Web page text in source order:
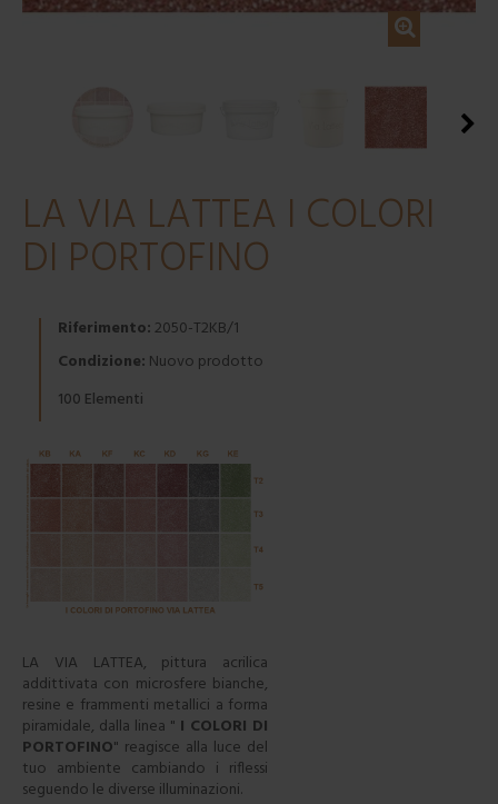
LA VIA LATTEA I COLORI
DI PORTOFINO
Riferimento:2050-T2KB/1
Condizione: Nuovo prodotto
100 Elementi
LA VIA LATTEA, pittura acrilica
addittivata con microsfere bianche,
resine e frammenti metallici a forma
piramidale, dalla linea " I COLORI DI
PORTOFINO" reagisce alla luce del
tuo ambiente cambiando i riflessi
seguendo le diverse illuminazioni.